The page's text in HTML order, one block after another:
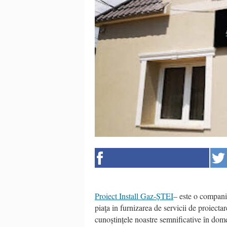
Proiect Install Gaz-ȘTEI– este o
piaţa in furnizarea de servicii de
cunoștințele noastre semnificative în